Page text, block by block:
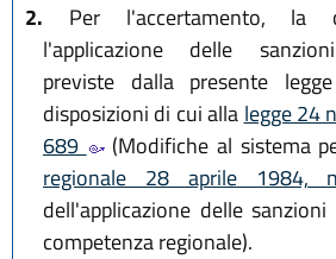
2. Per l'accertamento, la
l'applicazione delle
previste dalla presente
disposizioni di cui alla legge 24
689
(Modifiche al sistema
regionale 28 aprile 1984,
dell'applicazione delle
competenza regionale).